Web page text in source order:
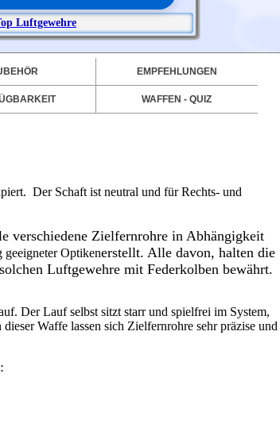
Luftgewehre
EMPFEHLUNGEN
WAFFEN - QUIZ
Der Schaft ist neutral und für Rechts- und
verschiedene Zielfernrohre in Abhängigkeit
geeigneter Optikenerstellt. Alle davon, halten die
Luftgewehre mit Federkolben bewährt.
Der Lauf selbst sitzt starr und spielfrei im System,
Waffe lassen sich Zielfernrohre sehr präzise und